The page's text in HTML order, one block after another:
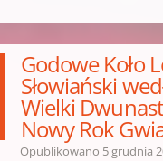
Godowe Koło
Słowiański
Wielki
Nowy Rok
Opublikowano 5 grudnia